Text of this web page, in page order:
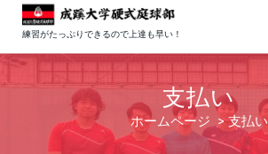
練習がたっぷりできるので上達も早い！
支払い
ホームページ >支払い